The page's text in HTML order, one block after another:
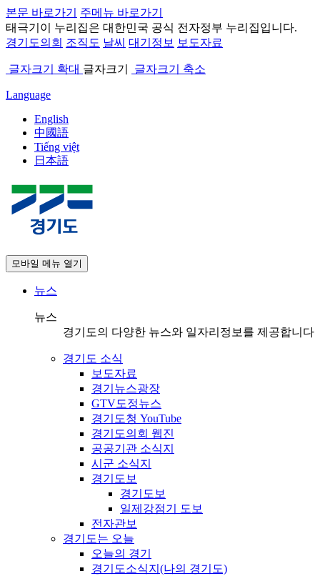
본문 바로가기
주메뉴 바로가기
태극기 이 누리집은 대한민국 공식 전자정부 누리집입니다.
경기도의회 조직도 날씨 대기정보 보도자료
글자크기 확대 글자크기 글자크기 축소
Language
English
中國語
Tiếng việt
日本語
모바일 메뉴 열기
뉴스
뉴스
경기도의 다양한 뉴스와 일자리정보를 제공합니다
경기도 소식
보도자료
경기뉴스광장
GTV도정뉴스
경기도청 YouTube
경기도의회 웹진
공공기관 소식지
시군 소식지
경기도보
경기도보
일제강점기 도보
전자관보
경기도는 오늘
오늘의 경기
경기도소식지(나의 경기도)